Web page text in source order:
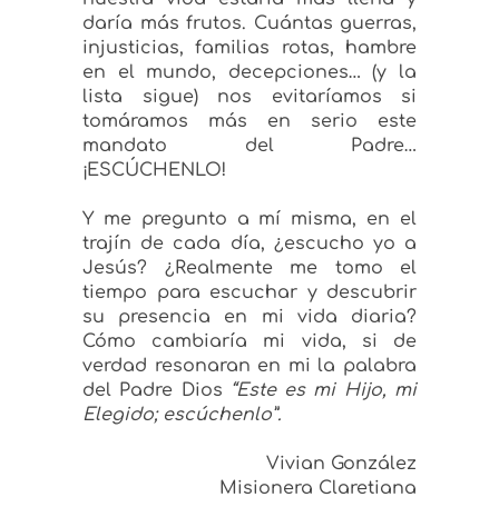
daría más frutos. Cuántas guerras,
injusticias, familias rotas, hambre
en el mundo, decepciones… (y la
lista sigue) nos evitaríamos si
tomáramos más en serio este
mandato del Padre…
¡ESCÚCHENLO!
Y me pregunto a mí misma, en el
trajín de cada día, ¿escucho yo a
Jesús? ¿Realmente me tomo el
tiempo para escuchar y descubrir
su presencia en mi vida diaria?
Cómo cambiaría mi vida, si de
verdad resonaran en mi la palabra
del Padre Dios “Este es mi Hijo, mi
Elegido; escúchenlo”.
Vivian González
Misionera Claretiana